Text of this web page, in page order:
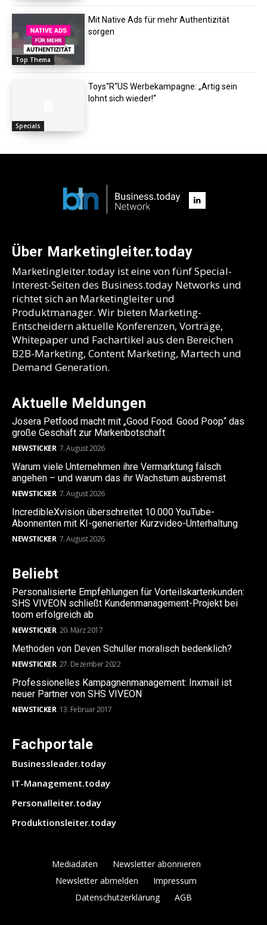
Top Thema
Mit Native Ads für mehr Authentizität
sorgen
Specials
Toys“R“US Werbekampagne: „Artig sein
lohnt sich wieder!“
Über Marketingleiter.today
Marketingleiter.today ist eine von fünf Special-
Interest-Seiten des Business.today Networks und
richtet sich an Marketingleiter und
Produktmanager. Wir bieten Marketing-
Entscheidern aktuelle Konferenzen, Vorträge,
Whitepaper und Fachartikel aus den Bereichen
B2B-Marketing, Content Marketing, Martech und
Demand Generation.
Aktuelle Meldungen
Josera Petfood macht mit „Good Food. Good Poop“ das
große Geschäft zur Markenbotschaft
NEWSTICKER 7. August 2026
Warum viele Unternehmen ihre Vermarktung falsch
angehen – und warum das ihr Wachstum ausbremst
NEWSTICKER 7. August 2026
IncredibleXvision überschreitet 10.000 YouTube-
Abonnenten mit KI-generierter Kurzvideo-Unterhaltung
NEWSTICKER 7. August 2026
Beliebt
Personalisierte Empfehlungen für Vorteilskartenkunden:
SHS VIVEON schließt Kundenmanagement-Projekt bei
toom erfolgreich ab
NEWSTICKER 20. März 2017
Methoden von Deven Schuller moralisch bedenklich?
NEWSTICKER 27. Dezember 2022
Professionelles Kampagnenmanagement: Inxmail ist
neuer Partner von SHS VIVEON
NEWSTICKER 13. Februar 2017
Fachportale
Businessleader.today
IT-Management.today
Personalleiter.today
Produktionsleiter.today
Mediadaten
Newsletter abonnieren
Newsletter abmelden
Impressum
Datenschutzerklärung
AGB